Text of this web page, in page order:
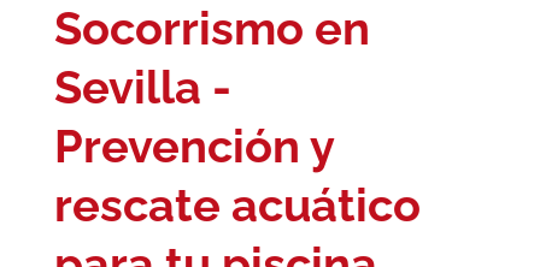
Socorrismo en
Sevilla -
Prevención y
rescate acuático